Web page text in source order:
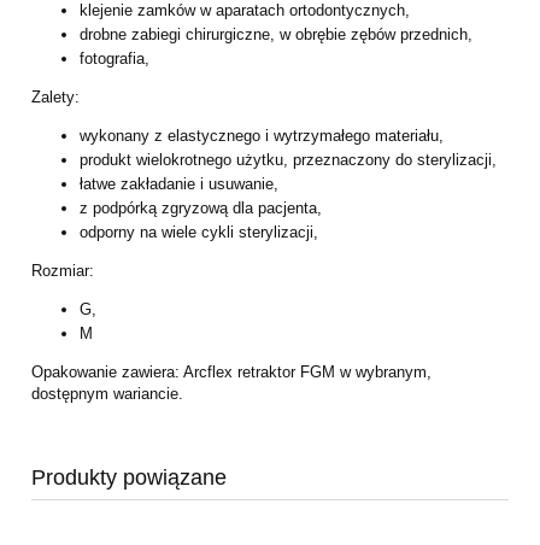
klejenie zamków w aparatach ortodontycznych,
drobne zabiegi chirurgiczne, w obrębie zębów przednich,
fotografia,
Zalety:
wykonany z elastycznego i wytrzymałego materiału,
produkt wielokrotnego użytku, przeznaczony do sterylizacji,
łatwe zakładanie i usuwanie,
z podpórką zgryzową dla pacjenta,
odporny na wiele cykli sterylizacji,
Rozmiar:
G,
M
Opakowanie zawiera: Arcflex retraktor FGM w wybranym,
dostępnym wariancie.
Produkty powiązane